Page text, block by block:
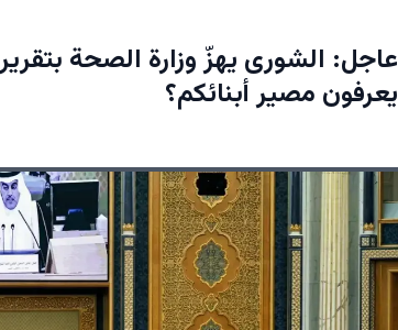
عاجل: الشورى يهزّ وزارة الصحة
يعرفون مصير أبنائكم؟